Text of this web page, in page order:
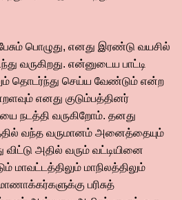
பொழுது, எனது இரண்டு வயசில்
வருகிறது. என்னுடைய பாட்டி
தொடர்ந்து செய்ய வேண்டும் என்ற
எனது குடும்பத்தினர்
நடத்தி வருகிறோம். தனது
வந்த வருமானம் அனைத்தையும்
விட்டு அதில் வரும் வட்டியினை
மாநிலத்திலும்
பரிசுத்